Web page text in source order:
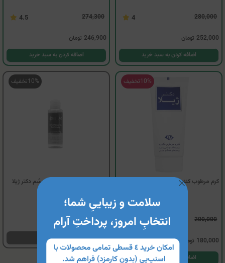
280,000
4
252,000 تومان
اضافه کردن به سبد خرید
274,300
4.5
246,900 تومان
اضافه کردن به سبد خرید
10%تخفیف
کرم مرطوب کننده حاوی کلاژن دکتر ژیلا
200,000
4
180,000 تومان
اضافه کردن به سبد خرید
10%تخفیف
لوسیون پاک کننده آرایش چشم دکتر ژیلا
ناموجود
مشاهده محصول